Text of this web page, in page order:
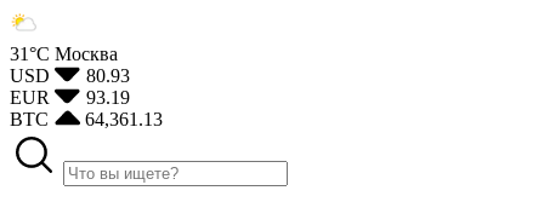
31°С Москва
USD
80.93
EUR
93.19
BTC
64,361.13